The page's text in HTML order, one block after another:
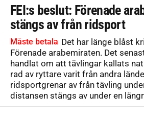
FEI:s beslut: Förenade
stängs av från ridsport
Måste betala Det har länge blåst
Förenade arabemiraten. Det
handlat om att tävlingar kallats
rad av ryttare varit från andra
ridsportgrenar av från tävling
distansen stängs av under en